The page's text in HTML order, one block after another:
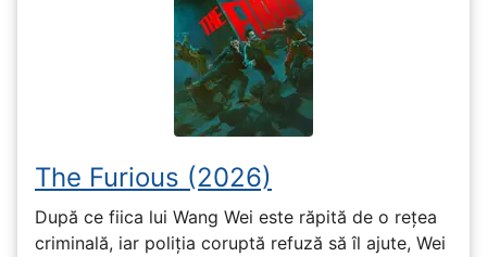
The Furious (2026)
După ce fiica lui Wang Wei este răpită de o rețea
criminală, iar poliția coruptă refuză să îl ajute, Wei